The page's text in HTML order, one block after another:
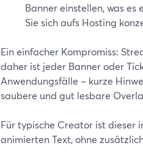
Banner einstellen, was
Sie sich aufs Hosting
Ein einfacher Kompromiss:
daher ist jeder Banner oder
Anwendungsfälle – kurze
saubere und gut lesbare
Für typische Creator ist dieser
animierten Text, ohne